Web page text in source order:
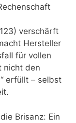
verschärft
Hersteller
für vollen
nicht den
erfüllt – selbst
Brisanz: Ein